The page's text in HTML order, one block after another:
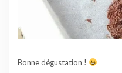
Bonne dégustation !